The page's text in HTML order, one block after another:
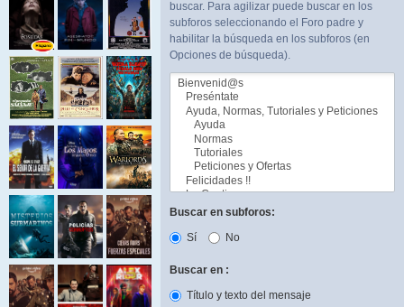
buscar. Para agilizar puede buscar en los
subforos seleccionando el Foro padre y
habilitar la búsqueda en los subforos (en
Opciones de búsqueda).
Buscar en subforos:
Sí
No
Buscar en :
Título y texto del mensaje